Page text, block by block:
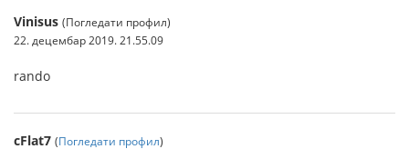
Vinisus (Погледати профил)
22. децембар 2019. 21.55.09
rando
cFlat7 (Погледати профил)